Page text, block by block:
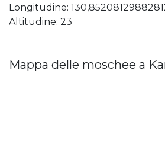
Longitudine:
Altitudine: 23
Mappa delle moschee a